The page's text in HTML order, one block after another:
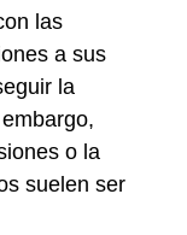
las
a sus
la
o la
suelen ser